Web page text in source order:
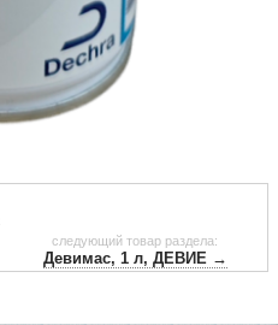
следующий товар раздела:
Девимас, 1 л, ДЕВИЕ →